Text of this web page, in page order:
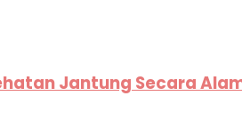
Jantung Secara